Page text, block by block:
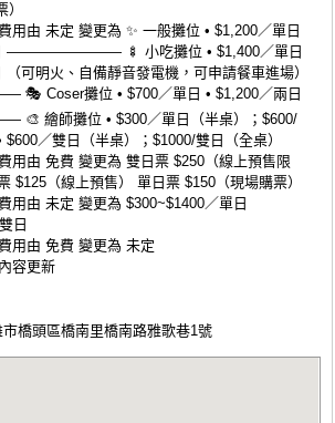
用由 未定 變更為 ✨ 一般攤位 • $1,200／單日
———————— 🍢 小吃攤位 • $1,400／單日
（可明火、自備靜音發電機，可申請餐車進場）
攤位 • $700／單日 • $1,200／兩日
繪師攤位 • $300／單日（半桌）；$600/
$600／雙日（半桌）；$1000/雙日（全桌）
用由 免費 變更為 雙日票 $250（線上預售限
$125（線上預售） 單日票 $150（現場購票）
用由 未定 變更為 $300~$1400／單日
日
用由 免費 變更為 未定
容更新
橋頭區橋南里橋南路雅歌巷1號